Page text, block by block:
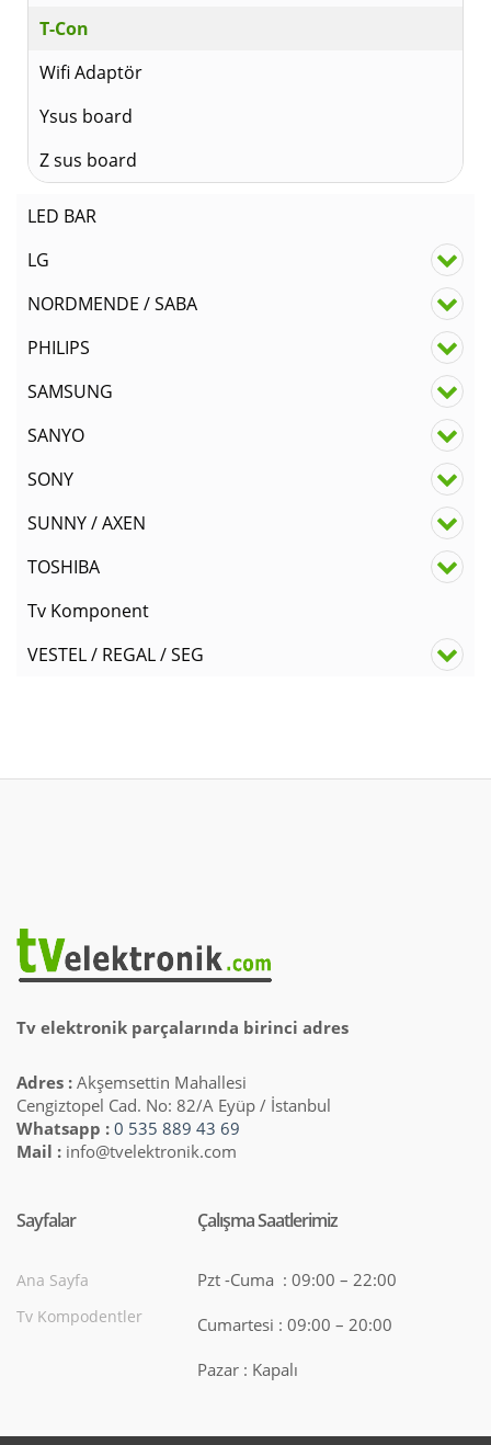
T-Con
Wifi Adaptör
Ysus board
Z sus board
LED BAR
LG
NORDMENDE / SABA
PHILIPS
SAMSUNG
SANYO
SONY
SUNNY / AXEN
TOSHIBA
Tv Komponent
VESTEL / REGAL / SEG
Tv elektronik parçalarında birinci adres
Adres : Akşemsettin Mahallesi
Cengiztopel Cad. No: 82/A Eyüp / İstanbul
Whatsapp : 0 535 889 43 69
Mail : info@tvelektronik.com
Sayfalar
Ana Sayfa
Tv Kompodentler
Çalışma Saatlerimiz
Pzt -Cuma : 09:00 – 22:00
Cumartesi : 09:00 – 20:00
Pazar : Kapalı